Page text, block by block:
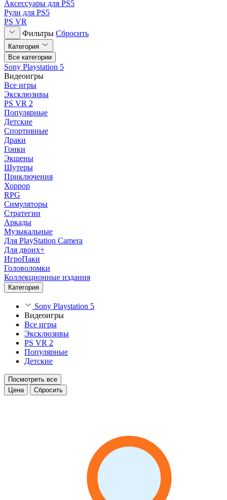
Аксессуары для PS5
Рули для PS5
PS VR
Фильтры Сбросить
Категория
Все категории
Sony Playstation 5
Видеоигры
Все игры
Эксклюзивы
PS VR 2
Популярные
Детские
Спортивные
Драки
Гонки
Экшены
Шутеры
Приключения
Хоррор
RPG
Симуляторы
Стратегии
Аркады
Музыкальные
Для PlayStation Camera
Для двоих+
ИгроПаки
Головоломки
Коллекционные издания
Категория
Sony Playstation 5
Видеоигры
Все игры
Эксклюзивы
PS VR 2
Популярные
Детские
Посмотреть все
Цена
Сбросить